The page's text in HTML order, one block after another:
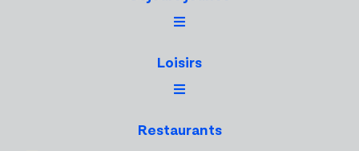
Loisirs
Restaurants